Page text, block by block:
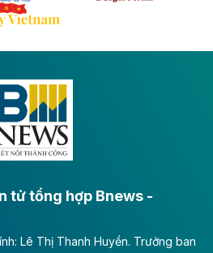
tỷ đồng xây dựng cao
Bình
km được kỳ vọng sẽ tạo động
xã hội khu vực phía Nam đồng
không Việt Nam - CTCP
về lợi nhuận trong quý
tử tổng hợp Bnews -
Lê Thị Thanh Huyền. Trưởng ban